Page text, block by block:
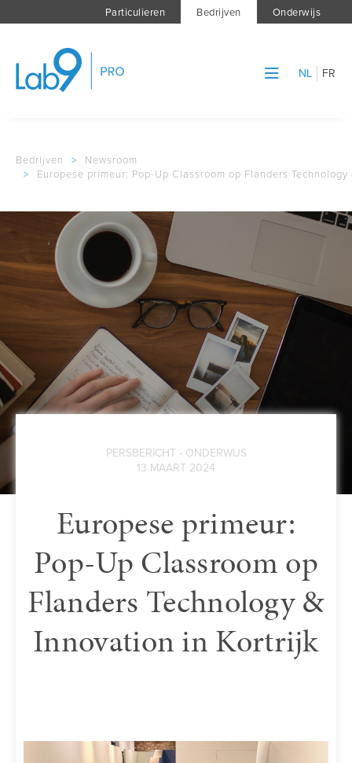
Particulieren Bedrijven Onderwijs
NL FR
Bedrijven >
Newsroom
>
Europese primeur: Pop-Up Classroom op Flanders
PERSBERICHT - ONDERWIJS
13 MAART 2024
Europese primeur:
Pop-Up Classroom op
Flanders Technology &
Innovation in Kortrijk